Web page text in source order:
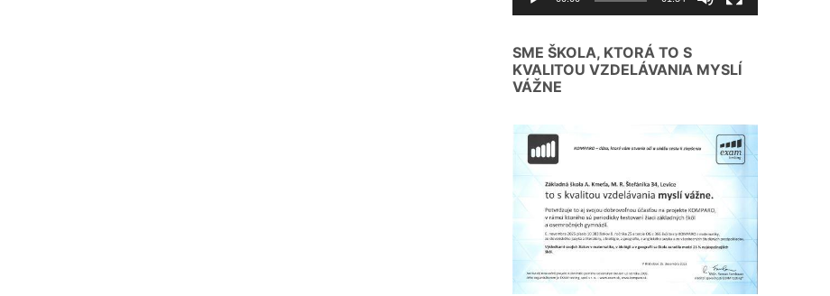
SME ŠKOLA, KTORÁ TO S
KVALITOU VZDELÁVANIA MYSLÍ
VÁŽNE